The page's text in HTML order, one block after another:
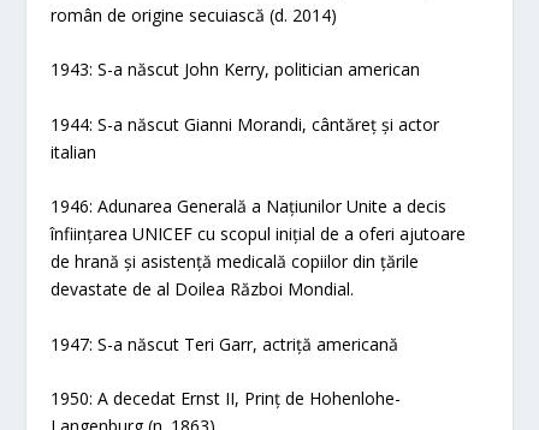
român de origine secuiască (d. 2014)
1943: S-a născut John Kerry, politician american
1944: S-a născut Gianni Morandi, cântăreț și actor
italian
1946: Adunarea Generală a Națiunilor Unite a decis
înființarea UNICEF cu scopul inițial de a oferi ajutoare
de hrană și asistență medicală copiilor din țările
devastate de al Doilea Război Mondial.
1947: S-a născut Teri Garr, actriță americană
1950: A decedat Ernst II, Prinț de Hohenlohe-